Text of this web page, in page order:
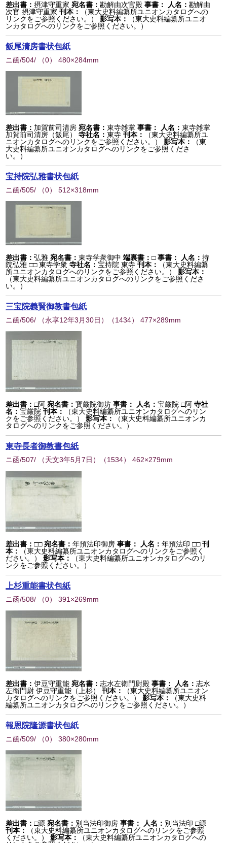
差出書：摂津守重家 宛名書：勘解由次官殿 事書： 人名：勘解由
次官 摂津守重家 刊本：
（東大史料編纂所ユニオンカタログへの
リンクをご参照ください。）
影写本：
（東大史料編纂所ユニオ
ンカタログへのリンクをご参照ください。）
飯尾清房書状包紙
ニ函/504/ （0） 480×284mm
差出書： 加賀前司清房 宛名書：東寺雑掌 事書： 人名：東寺雑掌
加賀前司清房（飯尾）
寺社名：東寺 刊本：
（東大史料編纂所ユ
ニオンカタログへのリンクをご参照ください。）
影写本：
（東
大史料編纂所ユニオンカタログへのリンクをご参照くださ
い。）
宝持院弘雅書状包紙
ニ函/505/ （0） 512×318mm
差出書：弘雅 宛名書：東寺学衆御中 端裏書：□ 事書： 人名：持
院弘雅 □□ 東寺学衆 寺社名：宝持院 東寺 刊本：
（東大史料編纂
所ユニオンカタログへのリンクをご参照ください。）
影写本：
（東大史料編纂所ユニオンカタログへのリンクをご参照くださ
い。）
三宝院義賢御教書包紙
ニ函/506/ （永享12年3月30日） （1434） 477×289mm
差出書：□阿 宛名書：寳厳院御坊 事書： 人名：宝厳院 □阿 寺社
名：宝厳院 刊本：
（東大史料編纂所ユニオンカタログへのリン
クをご参照ください。）
影写本：
（東大史料編纂所ユニオンカ
タログへのリンクをご参照ください。）
東寺長者御教書包紙
ニ函/507/ （天文3年5月7日） （1534） 462×279mm
差出書：□□ 宛名書：年預法印御房 事書： 人名：年預法印 □□ 刊
本：
（東大史料編纂所ユニオンカタログへのリンクをご参照く
ださい。）
影写本：
（東大史料編纂所ユニオンカタログへのリ
ンクをご参照ください。）
上杉重能書状包紙
ニ函/508/ （0） 391×269mm
差出書：伊豆守重能 宛名書：志水左衛門尉殿 事書： 人名：志水
左衛門尉 伊豆守重能（上杉）
刊本：
（東大史料編纂所ユニオン
カタログへのリンクをご参照ください。）
影写本：
（東大史料
編纂所ユニオンカタログへのリンクをご参照ください。）
報恩院隆源書状包紙
ニ函/509/ （0） 380×280mm
差出書：□源 宛名書： 別当法印御房 事書： 人名： 別当法印 □源
刊本：
（東大史料編纂所ユニオンカタログへのリンクをご参照
ください。）
影写本：
（東大史料編纂所ユニオンカタログへの